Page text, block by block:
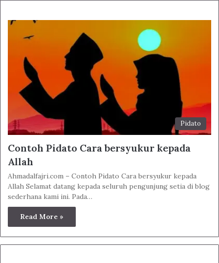
Pidato
Contoh Pidato Cara bersyukur kepada
Allah
Ahmadalfajri.com – Contoh Pidato Cara bersyukur kepada
Allah Selamat datang kepada seluruh pengunjung setia di blog
sederhana kami ini. Pada…
Read More »